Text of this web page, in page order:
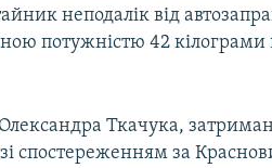
неподалік від
потужністю 42 кілограми
Ткачука,
спостереженням за